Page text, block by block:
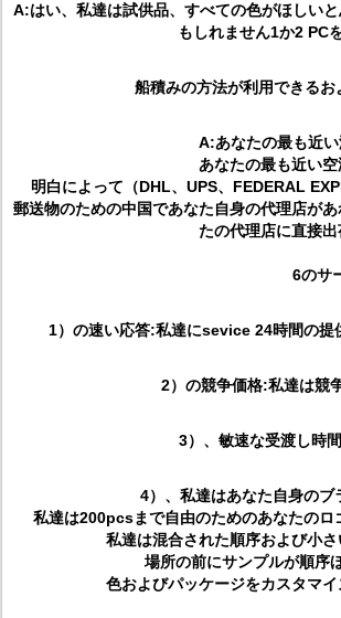
A:はい、私達は試供品、すべての色がほしい
もしれません1か2 PC
船積みの方法が利用できる
A:あなたの最も近い
あなたの最も近い
明白によって（DHL、UPS、FEDERAL
郵送物のための中国であなた自身の代理店が
たの代理店に直接出
6のサ
1）の速い応答:私達にsevice 24時間の提
2）の競争価格:私達は競
3）、敏速な受渡し時
4）、私達はあなた自身の
私達は200pcsまで自由のためのあなたの
私達は混合された順序および小
場所の前にサンプルが順序
色およびパッケージをカスタマ